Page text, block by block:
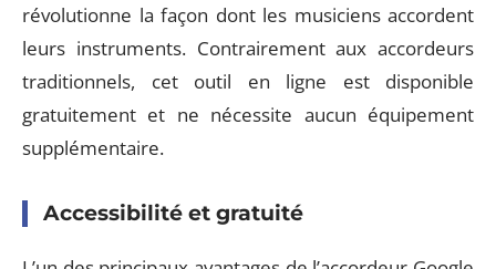
révolutionne la façon dont les musiciens accordent
leurs instruments. Contrairement aux accordeurs
traditionnels, cet outil en ligne est disponible
gratuitement et ne nécessite aucun équipement
supplémentaire.
Accessibilité et gratuité